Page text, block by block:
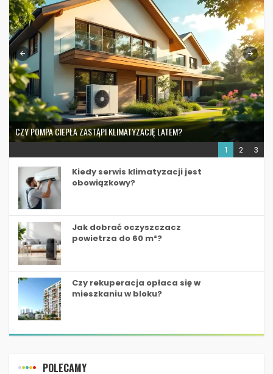
CZY POMPA CIEPŁA ZASTĄPI KLIMATYZACJĘ LATEM?
1 2 3
Kiedy serwis klimatyzacji jest
obowiązkowy?
Jak dobrać oczyszczacz
powietrza do 60 m²?
Czy rekuperacja opłaca się w
mieszkaniu w bloku?
POLECAMY